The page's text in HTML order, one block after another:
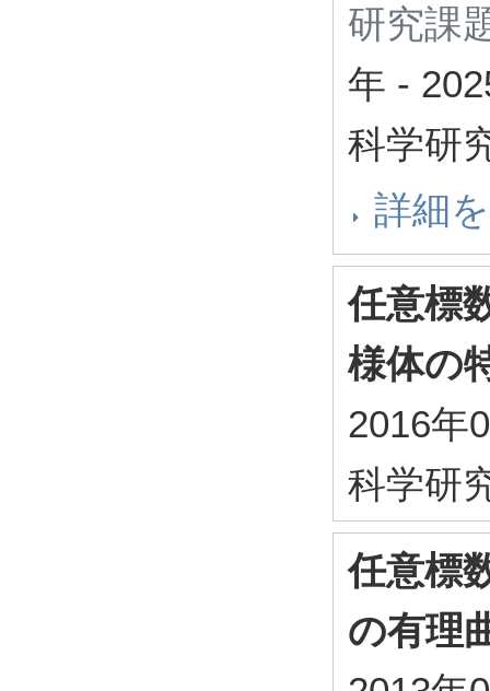
研究課
年 -
科学研
詳細
任意標
様体の
2016年
科学研
任意標
の有理